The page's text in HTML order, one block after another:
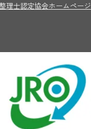
理士認定協会ホームページ